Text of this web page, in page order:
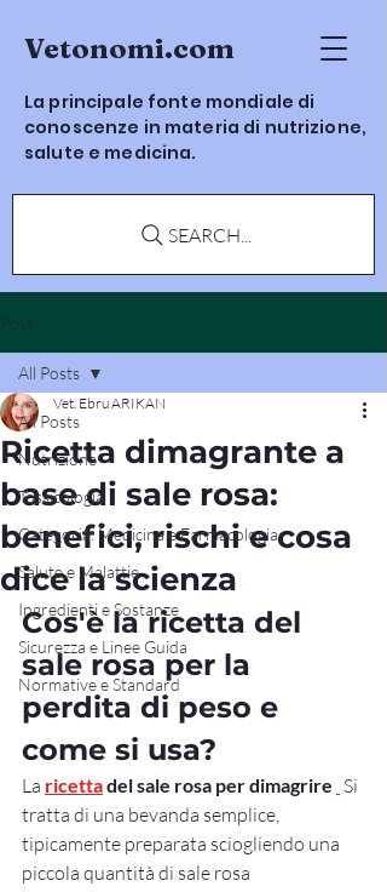
Vetonomi.com
La principale fonte mondiale di
conoscenze in materia di nutrizione,
salute e medicina.
SEARCH...
Post
All Posts
Nutrizione
Tossicologia
Categoria: Medicina e Farmacologia
Salute e Malattie
Ingredienti e Sostanze
Sicurezza e Linee Guida
Normative e Standard
All Posts
Ricetta dimagrante a
base di sale rosa:
benefici, rischi e cosa
dice la scienza
Vet. Ebru ARIKAN
Cos'è la ricetta del
sale rosa per la
perdita di peso e
come si usa?
La ricettadel sale rosa per dimagrire Si
tratta di una bevanda semplice,
tipicamente preparata sciogliendo una
piccola quantità di sale rosa